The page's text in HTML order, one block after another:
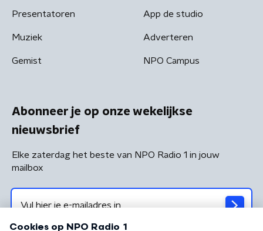
Presentatoren
Muziek
Gemist
App de studio
Adverteren
NPO Campus
Abonneer je op onze wekelijkse
nieuwsbrief
Elke zaterdag het beste van NPO Radio 1 in jouw
mailbox